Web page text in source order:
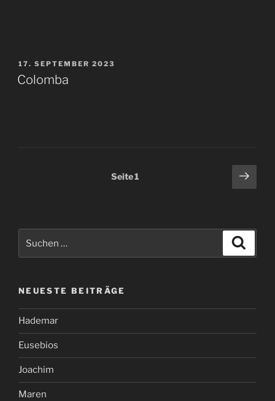
VERÖFFENTLICHT
AM
17. SEPTEMBER 2023
Colomba
Seitennummerierung
Seite1
nach:
NEUESTE BEITRÄGE
Hademar
Eusebios
Joachim
Maren